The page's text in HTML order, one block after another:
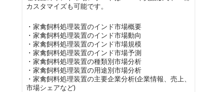
カスタマイズも可能です。
・家禽飼料処理装置のインド市場概要
・家禽飼料処理装置のインド市場動向
・家禽飼料処理装置のインド市場規模
・家禽飼料処理装置のインド市場予測
・家禽飼料処理装置の種類別市場分析
・家禽飼料処理装置の用途別市場分析
・家禽飼料処理装置の主要企業分析(企業情報、売上、
市場シェアなど)